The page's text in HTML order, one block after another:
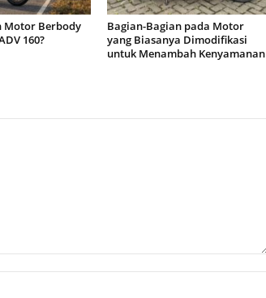
Motor Berbody
160?
Bagian-Bagian pada Motor
yang Biasanya Dimodifikasi
untuk Menambah Kenyamanan